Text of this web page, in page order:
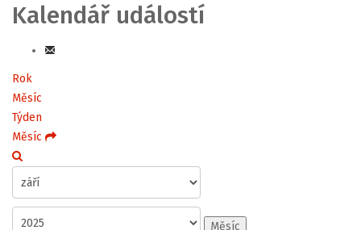
Kalendář událostí
Rok
Měsíc
Týden
Měsíc
Měsíc